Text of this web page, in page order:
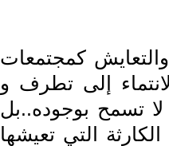
والتعايش كمجتمعات
إلى تطرف و
لا تسمح بوجوده..بل
التي تعيشها